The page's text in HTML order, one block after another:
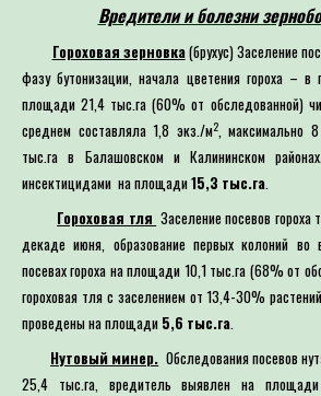
Вредители и болезни
Гороховая зерновка(брухус) Заселение
фазу бутонизации, начала цветения гороха –
площади 21,4 тыс.га (60% от обследованной)
среднем составляла 1,8 экз./м2, максимально
тыс.га в Балашовском и Калининском
инсектицидами на площади15,3 тыс.га
Гороховая тля Заселение посевов
декаде июня, образование первых колоний
посевах гороха на площади 10,1 тыс.га (68% от
гороховая тля с заселением от 13,4-30%
проведены на площади 5,6 тыс.га
Нутовый минер. Обследования посевов
25,4 тыс.га, вредитель выявлен на